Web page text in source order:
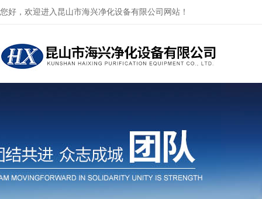
您好，欢迎进入昆山市海兴净化设备有限公司网站！